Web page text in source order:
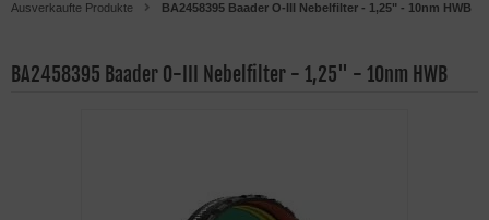
Ausverkaufte Produkte
BA2458395 Baader O-III Nebelfilter - 1,25" - 10nm HWB
BA2458395 Baader O-III Nebelfilter - 1,25" - 10nm HWB